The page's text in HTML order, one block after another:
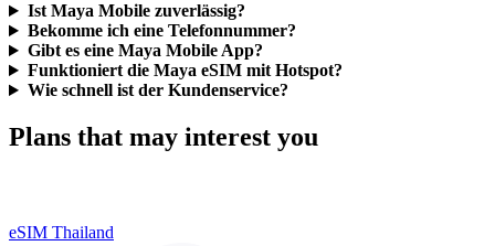
Ist Maya Mobile zuverlässig?
Bekomme ich eine Telefonnummer?
Gibt es eine Maya Mobile App?
Funktioniert die Maya eSIM mit Hotspot?
Wie schnell ist der Kundenservice?
Plans that may interest you
eSIM Thailand